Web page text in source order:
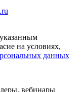
на условиях,
данных
вебинары